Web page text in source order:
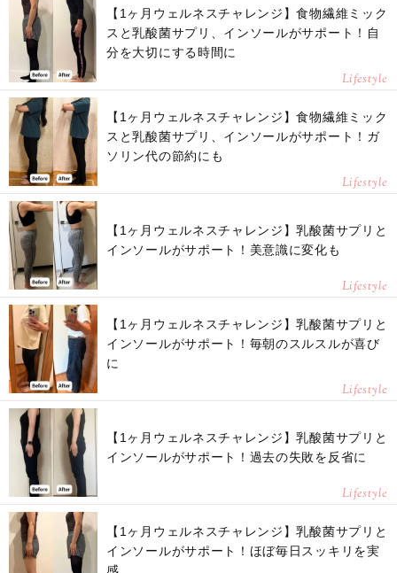
【1ヶ月ウェルネスチャレンジ】食物繊維ミック
スと乳酸菌サプリ、インソールがサポート！自
分を大切にする時間に
Lifestyle
【1ヶ月ウェルネスチャレンジ】食物繊維ミック
スと乳酸菌サプリ、インソールがサポート！ガ
ソリン代の節約にも
Lifestyle
【1ヶ月ウェルネスチャレンジ】乳酸菌サプリと
インソールがサポート！美意識に変化も
Lifestyle
【1ヶ月ウェルネスチャレンジ】乳酸菌サプリと
インソールがサポート！毎朝のスルスルが喜び
に
Lifestyle
【1ヶ月ウェルネスチャレンジ】乳酸菌サプリと
インソールがサポート！過去の失敗を反省に
Lifestyle
【1ヶ月ウェルネスチャレンジ】乳酸菌サプリと
インソールがサポート！ほぼ毎日スッキリを実